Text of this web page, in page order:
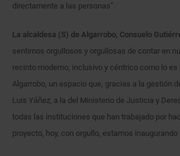
directamente a las personas”.
La alcaldesa (S) de Algarrobo, Consuelo
sentimos orgullosos y orgullosas de contar en
recinto moderno, inclusivo y céntrico como lo es
Algarrobo, un espacio que, gracias a la gestión
Luis Yáñez, a la del Ministerio de Justicia y
todas las instituciones que han trabajado por
proyecto, hoy, con orgullo, estamos inaugurando